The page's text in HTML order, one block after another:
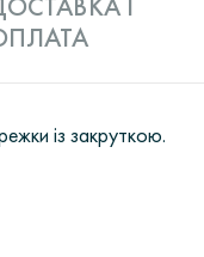
І
із закруткою.